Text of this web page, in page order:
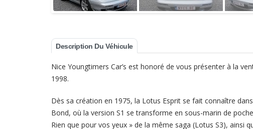
Description Du Véhicule
Nice Youngtimers Car’s est honoré de vous présenter à la
1998.
Dès sa création en 1975, la Lotus Esprit se fait connaître
Bond, où la version S1 se transforme en sous-marin de
Rien que pour vos yeux » de la même saga (Lotus S3), ainsi